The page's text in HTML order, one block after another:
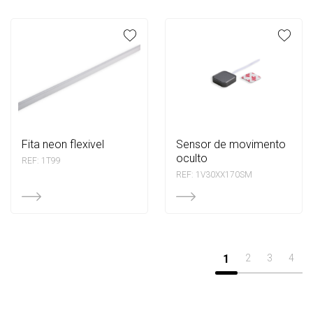
fita neon flexivel
REF: 1T99
sensor de movimento
oculto
REF: 1V30XX170SM
1 2 3 4